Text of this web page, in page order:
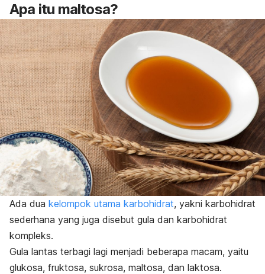
Apa itu maltosa?
Ada dua kelompok utama karbohidrat, yakni karbohidrat
sederhana yang juga disebut gula dan karbohidrat
kompleks.
Gula lantas terbagi lagi menjadi beberapa macam, yaitu
glukosa, fruktosa, sukrosa, maltosa, dan laktosa.